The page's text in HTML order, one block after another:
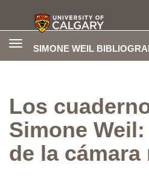
SIMONE WEIL
Toggle
Los
Simone
de la cámara